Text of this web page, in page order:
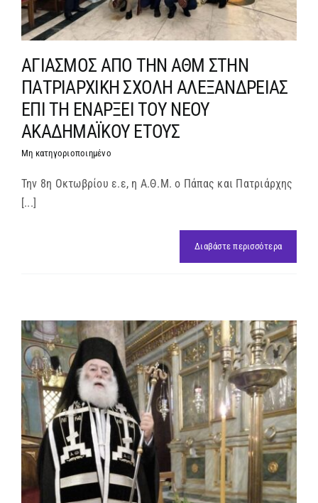
ΑΓΙΑΣΜΟΣ ΑΠΟ ΤΗΝ ΑΘΜ ΣΤΗΝ
ΠΑΤΡΙΑΡΧΙΚΗ ΣΧΟΛΗ ΑΛΕΞΑΝΔΡΕΙΑΣ
ΕΠΙ ΤΗ ΕΝΑΡΞΕΙ ΤΟΥ ΝΕΟΥ
ΑΚΑΔΗΜΑΪΚΟΥ ΕΤΟΥΣ
Μη κατηγοριοποιημένο
Την 8η Οκτωβρίου ε.ε, η Α.Θ.Μ. ο Πάπας και Πατριάρχης
[...]
Διαβάστε περισσότερα